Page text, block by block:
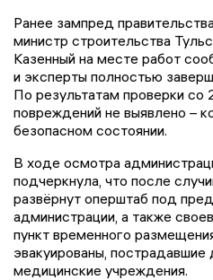
Ранее зампред
министр строительства
Казенный на месте работ
и эксперты полностью
По результатам проверки
повреждений не выявлено –
безопасном состоянии.
В ходе осмотра
подчеркнула, что после
развёрнут оперштаб под
администрации, а также
пункт временного
эвакуированы, пострадавшие
медицинские учреждения.